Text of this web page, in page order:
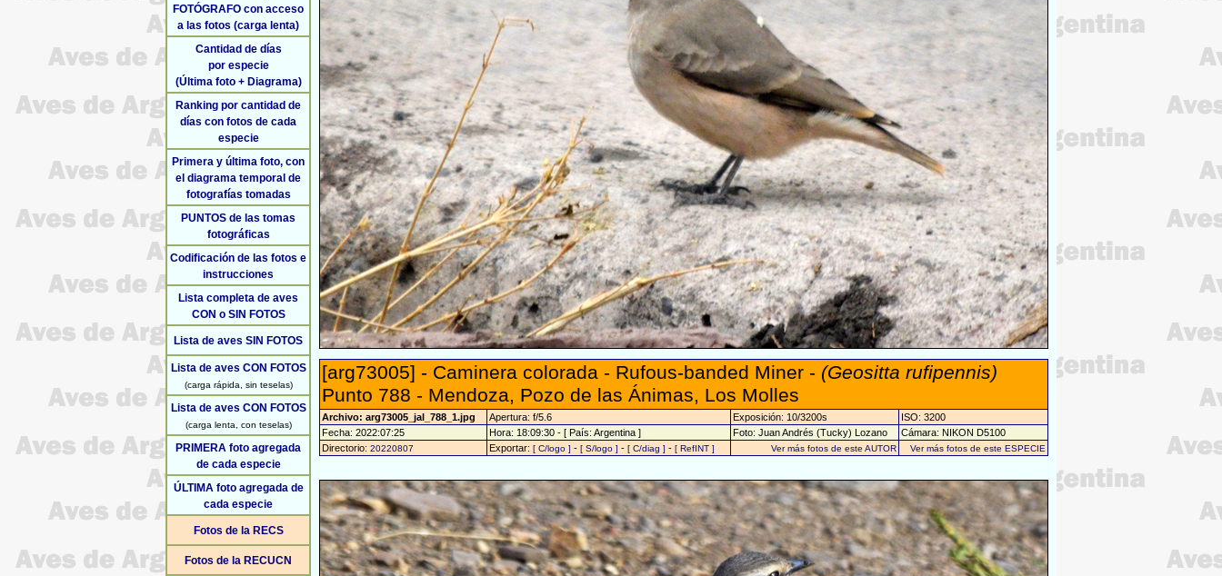
FOTÓGRAFO con acceso
a las fotos (carga lenta)
Cantidad de días
por especie
(Última foto + Diagrama)
Ranking por cantidad de
días con fotos de cada
especie
Primera y última foto, con
el diagrama temporal de
fotografías tomadas
PUNTOS de las tomas
fotográficas
Codificación de las fotos e
instrucciones
Lista completa de aves
CON o SIN FOTOS
Lista de aves SIN FOTOS
Lista de aves CON FOTOS
(carga rápida, sin teselas)
Lista de aves CON FOTOS
(carga lenta, con teselas)
PRIMERA foto agregada
de cada especie
ÚLTIMA foto agregada de
cada especie
Fotos de la RECS
Fotos de la RECUCN
[arg73005] - Caminera colorada - Rufous-banded Miner - (Geositta rufipennis)
Punto 788 - Mendoza, Pozo de las Ánimas, Los Molles
Archivo: arg73005_jal_788_1.jpg Apertura: f/5.6 Exposición: 10/3200s
ISO: 3200
Fecha: 2022:07:25
Hora: 18:09:30 - [ País: Argentina ] Foto: Juan Andrés (Tucky) Lozano
Cámara: NIKON D5100
Directorio: 20220807 Exportar: [ C/logo ] - [ S/logo ] - [ C/diag ] - [ RefINT ] Ver más fotos de este AUTOR Ver más fotos de este ESPECIE